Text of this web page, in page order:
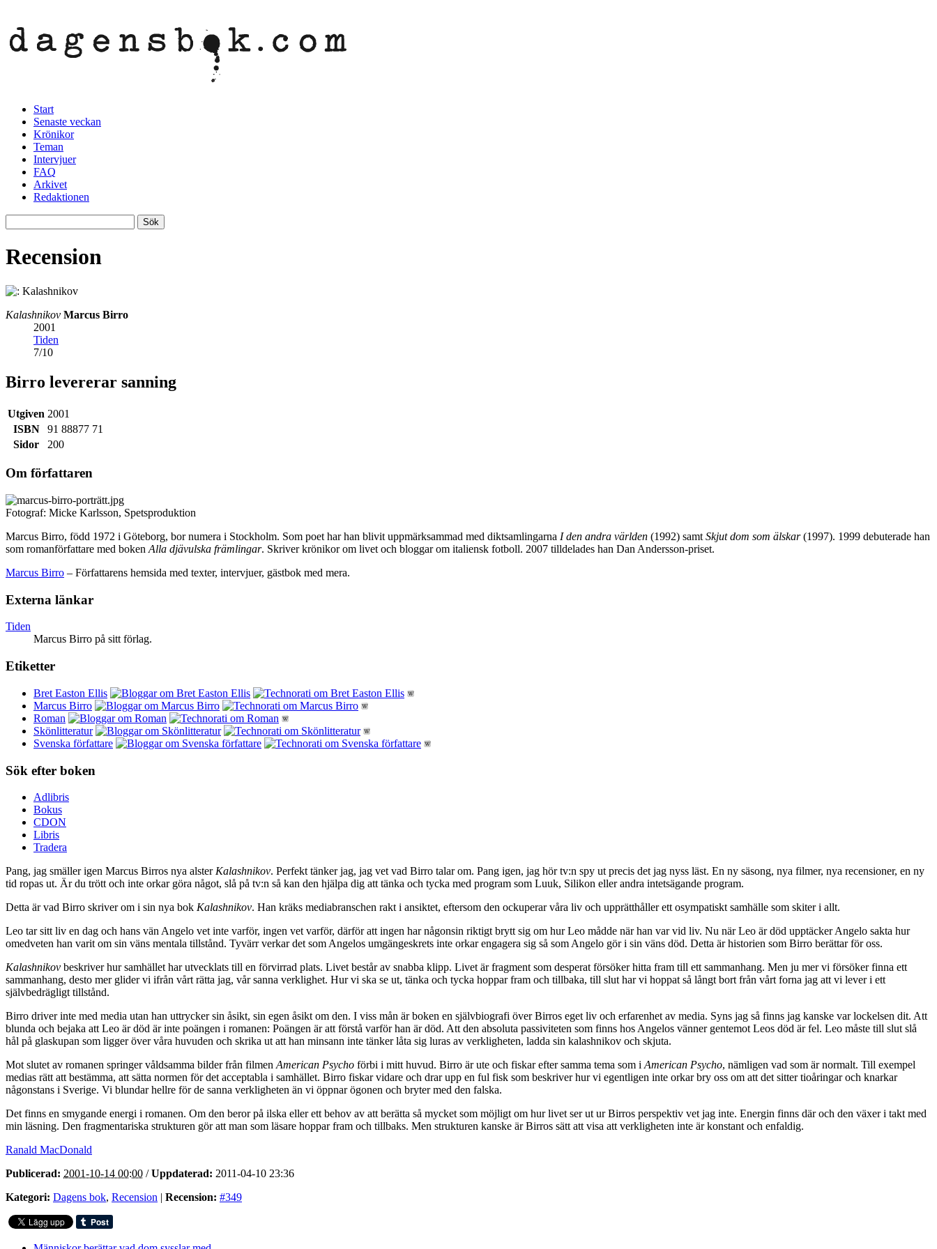
Start
Senaste veckan
Krönikor
Teman
Intervjuer
FAQ
Arkivet
Redaktionen
Recension
Kalashnikov Marcus Birro
2001
Tiden
7/10
Birro levererar sanning
Utgiven 2001
ISBN
91 88877 71
Sidor
200
Om författaren
Fotograf: Micke Karlsson, Spetsproduktion
Marcus Birro, född 1972 i Göteborg, bor numera i Stockholm. Som poet har han blivit uppmärksammad med diktsamlingarna I den andra världen (1992) samt Skjut dom som älskar(1997). 1999 debuterade han
som romanförfattare med boken Alla djävulska främlingar. Skriver krönikor om livet och bloggar om italiensk fotboll. 2007 tilldelades han Dan Andersson-priset.
Marcus Birro – Författarens hemsida med texter, intervjuer, gästbok med mera.
Externa länkar
Tiden
Marcus Birro på sitt förlag.
Etiketter
Bret Easton Ellis
Marcus Birro
Roman
Skönlitteratur
Svenska författare
Sök efter boken
Adlibris
Bokus
CDON
Libris
Tradera
Pang, jag smäller igen Marcus Birros nya alster Kalashnikov. Perfekt tänker jag, jag vet vad Birro talar om. Pang igen, jag hör tv:n spy ut precis det jag nyss läst. En ny säsong, nya filmer, nya recensioner, en ny
tid ropas ut. Är du trött och inte orkar göra något, slå på tv:n så kan den hjälpa dig att tänka och tycka med program som Luuk, Silikon eller andra intetsägande program.
Detta är vad Birro skriver om i sin nya bok Kalashnikov. Han kräks mediabranschen rakt i ansiktet, eftersom den ockuperar våra liv och upprätthåller ett osympatiskt samhälle som skiter i allt.
Leo tar sitt liv en dag och hans vän Angelo vet inte varför, ingen vet varför, därför att ingen har någonsin riktigt brytt sig om hur Leo mådde när han var vid liv. Nu när Leo är död upptäcker Angelo sakta hur
omedveten han varit om sin väns mentala tillstånd. Tyvärr verkar det som Angelos umgängeskrets inte orkar engagera sig så som Angelo gör i sin väns död. Detta är historien som Birro berättar för oss.
Kalashnikov beskriver hur samhället har utvecklats till en förvirrad plats. Livet består av snabba klipp. Livet är fragment som desperat försöker hitta fram till ett sammanhang. Men ju mer vi försöker finna ett
sammanhang, desto mer glider vi ifrån vårt rätta jag, vår sanna verklighet. Hur vi ska se ut, tänka och tycka hoppar fram och tillbaka, till slut har vi hoppat så långt bort från vårt forna jag att vi lever i ett
självbedrägligt tillstånd.
Birro driver inte med media utan han uttrycker sin åsikt, sin egen åsikt om den. I viss mån är boken en självbiografi över Birros eget liv och erfarenhet av media. Syns jag så finns jag kanske var lockelsen dit. Att
blunda och bejaka att Leo är död är inte poängen i romanen: Poängen är att förstå varför han är död. Att den absoluta passiviteten som finns hos Angelos vänner gentemot Leos död är fel. Leo måste till slut slå
hål på glaskupan som ligger över våra huvuden och skrika ut att han minsann inte tänker låta sig luras av verkligheten, ladda sin kalashnikov och skjuta.
Mot slutet av romanen springer våldsamma bilder från filmen American Psycho förbi i mitt huvud. Birro är ute och fiskar efter samma tema som i American Psycho, nämligen vad som är normalt. Till exempel
medias rätt att bestämma, att sätta normen för det acceptabla i samhället. Birro fiskar vidare och drar upp en ful fisk som beskriver hur vi egentligen inte orkar bry oss om att det sitter tioåringar och knarkar
någonstans i Sverige. Vi blundar hellre för de sanna verkligheten än vi öppnar ögonen och bryter med den falska.
Det finns en smygande energi i romanen. Om den beror på ilska eller ett behov av att berätta så mycket som möjligt om hur livet ser ut ur Birros perspektiv vet jag inte. Energin finns där och den växer i takt med
min läsning. Den fragmentariska strukturen gör att man som läsare hoppar fram och tillbaks. Men strukturen kanske är Birros sätt att visa att verkligheten inte är konstant och enfaldig.
Ranald MacDonald
Publicerad: 2001-10-14 00:00 /Uppdaterad: 2011-04-10 23:36
Kategori: Dagens bok, Recension | Recension: #349